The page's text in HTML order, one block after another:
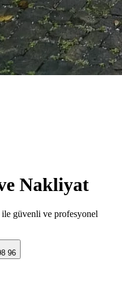
Nakliyat
güvenli ve profesyonel
96